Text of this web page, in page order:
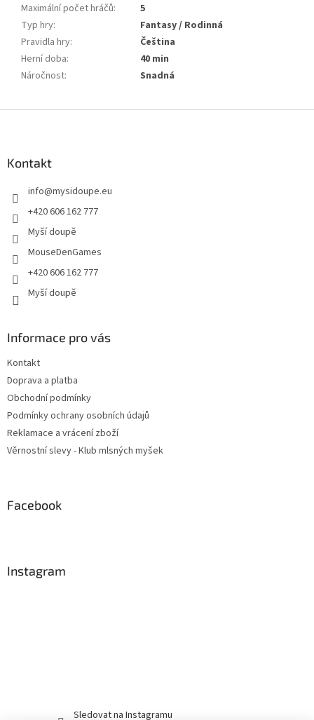
Maximální počet hráčů:
5
Typ hry:
Fantasy / Rodinná
Pravidla hry:
Čeština
Herní doba:
40 min
Náročnost: Snadná
Kontakt
info@mysidoupe.eu
+420 606 162 777
Myší doupě
MouseDenGames
+420 606 162 777
Myší doupě
Informace pro vás
Kontakt
Doprava a platba
Obchodní podmínky
Podmínky ochrany osobních údajů
Reklamace a vrácení zboží
Věrnostní slevy - Klub mlsných myšek
Facebook
Instagram
Sledovat na Instagramu